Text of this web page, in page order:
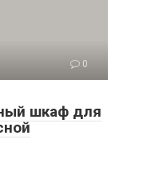
0
шкаф для